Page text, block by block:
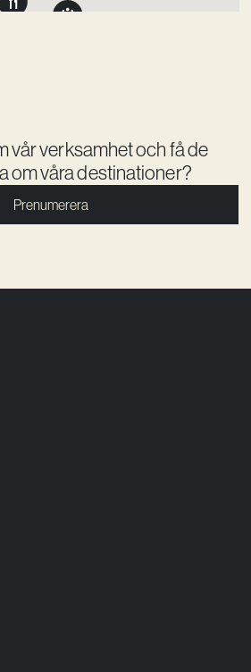
vår verksamhet och få de
om våra destinationer?
Prenumerera